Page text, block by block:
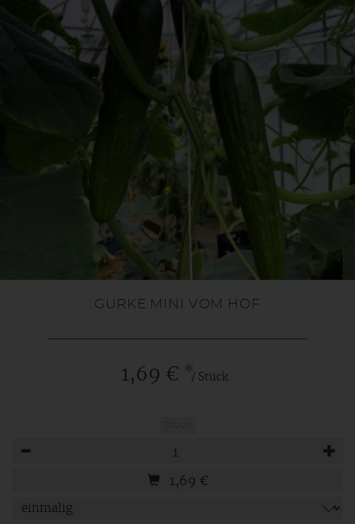
GURKE MINI VOM HOF
1,69 € */ Stück
1,69 €